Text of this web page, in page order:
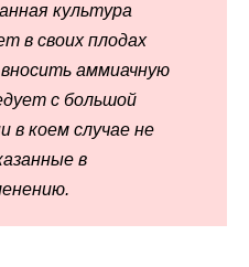
культура
в своих плодах
аммиачную
с большой
в коем случае не
в